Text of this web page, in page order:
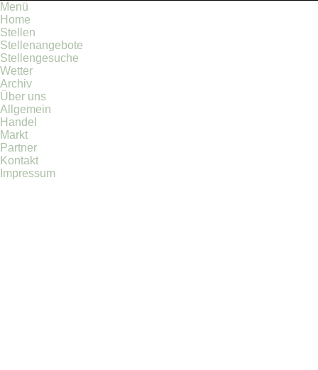
Menü
Home
Stellen
Stellenangebote
Stellengesuche
Wetter
Archiv
Über uns
Allgemein
Handel
Markt
Partner
Kontakt
Impressum